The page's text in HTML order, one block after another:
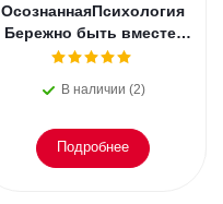
ОсознаннаяПсихология
Бережно быть вместе.
Второе дыхание любви,
эмоциональное
В наличии (2)
Подробнее